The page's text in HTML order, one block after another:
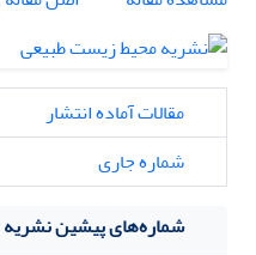
مقالات آماده انتشار
شماره جاری
شماره‌های پیشین نشریه